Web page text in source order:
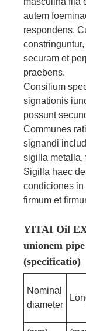
autem
respondens.
securam et
praebens.
Consilium
signationis
possunt
Communes
signandi
sigilla metalla,
Sigilla haec
condiciones in
firmum et
YITAI Oil
unionem
(specificatio)
Nominal
diameter